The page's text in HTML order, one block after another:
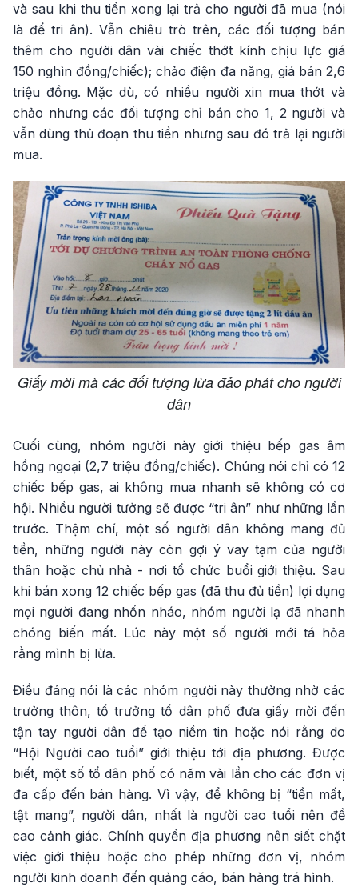
và sau khi thu tiền xong lại trả cho người đã mua (nói
là để tri ân). Vẫn chiêu trò trên, các đối tượng bán
thêm cho người dân vài chiếc thớt kính chịu lực giá
150 nghìn đồng/chiếc); chảo điện đa năng, giá bán 2,6
triệu đồng. Mặc dù, có nhiều người xin mua thớt và
chảo nhưng các đối tượng chỉ bán cho 1, 2 người và
vẫn dùng thủ đoạn thu tiền nhưng sau đó trả lại người
mua.
Giấy mời mà các đối tượng lừa đảo phát cho người
dân
Cuối cùng, nhóm người này giới thiệu bếp gas âm
hồng ngoại (2,7 triệu đồng/chiếc). Chúng nói chỉ có 12
chiếc bếp gas, ai không mua nhanh sẽ không có cơ
hội. Nhiều người tưởng sẽ được “tri ân” như những lần
trước. Thậm chí, một số người dân không mang đủ
tiền, những người này còn gợi ý vay tạm của người
thân hoặc chủ nhà - nơi tổ chức buổi giới thiệu. Sau
khi bán xong 12 chiếc bếp gas (đã thu đủ tiền) lợi dụng
mọi người đang nhốn nháo, nhóm người lạ đã nhanh
chóng biến mất. Lúc này một số người mới tá hỏa
rằng mình bị lừa.
Điều đáng nói là các nhóm người này thường nhờ các
trưởng thôn, tổ trưởng tổ dân phố đưa giấy mời đến
tận tay người dân để tạo niềm tin hoặc nói rằng do
“Hội Người cao tuổi” giới thiệu tới địa phương. Được
biết, một số tổ dân phố có năm vài lần cho các đơn vị
đa cấp đến bán hàng. Vì vậy, để không bị “tiền mất,
tật mang”, người dân, nhất là người cao tuổi nên đề
cao cảnh giác. Chính quyền địa phương nên siết chặt
việc giới thiệu hoặc cho phép những đơn vị, nhóm
người kinh doanh đến quảng cáo, bán hàng trá hình.